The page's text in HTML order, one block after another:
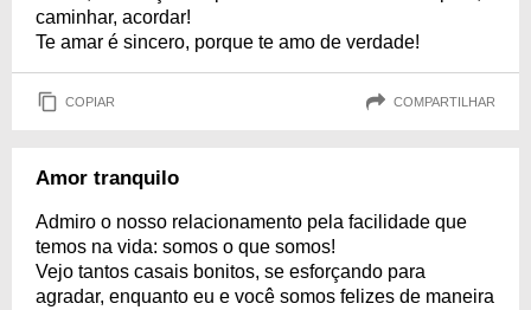
caminhar, acordar!
Te amar é sincero, porque te amo de verdade!
COPIAR COMPARTILHAR
Amor tranquilo
Admiro o nosso relacionamento pela facilidade que
temos na vida: somos o que somos!
Vejo tantos casais bonitos, se esforçando para
agradar, enquanto eu e você somos felizes de maneira